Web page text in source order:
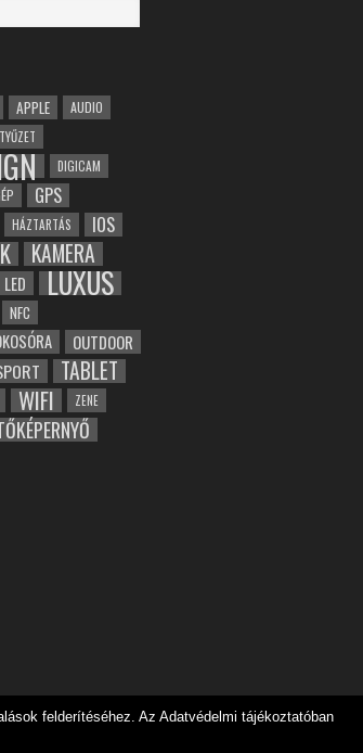
APPLE AUDIO
DIGICAM
GPS
HÁZTARTÁS IOS
KAMERA
LED LUXUS
NFC
OUTDOOR
TABLET
WIFI
ZENE
felderítéséhez. Az Adatvédelmi tájékoztatóban